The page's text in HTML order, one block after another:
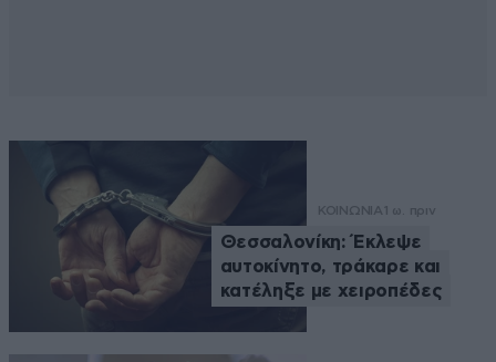
ΚΟΙΝΩΝΙΑ 1 ω. πριν
Θεσσαλονίκη: Έκλεψε
αυτοκίνητο, τράκαρε και
κατέληξε με χειροπέδες